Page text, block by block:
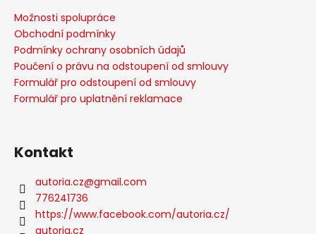
Možnosti spolupráce
Obchodní podmínky
Podmínky ochrany osobních údajů
Poučení o právu na odstoupení od smlouvy
Formulář pro odstoupení od smlouvy
Formulář pro uplatnění reklamace
Kontakt
autoria.cz@gmail.com
776241736
https://www.facebook.com/autoria.cz/
autoria.cz